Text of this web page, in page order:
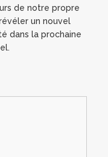
de notre propre
un nouvel
dans la prochaine